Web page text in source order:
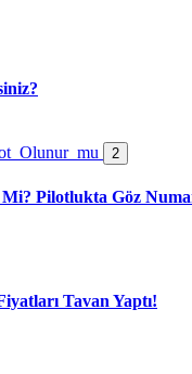
2
Pilotlukta Göz
Tavan Yaptı!